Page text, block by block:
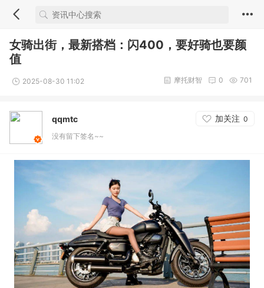
女骑出街，最新搭档：闪400，要好骑也要颜
值
2025-08-30 11:02 701
0
摩托财智
qqmtc 加关注 0
没有留下签名~~